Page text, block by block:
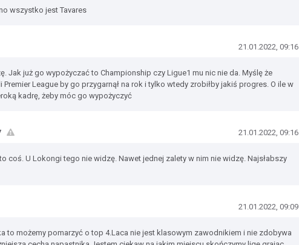
wszystko jest Tavares
21.01.2022, 09:16
Jak już go wypożyczać to Championship czy Ligue1 mu nic nie da. Myślę że
League by go przygarnął na rok i tylko wtedy zrobiłby jakiś progres. O ile w
kadrę, żeby móc go wypożyczyć
21.01.2022, 09:16
coś. U Lokongi tego nie widzę. Nawet jednej zalety w nim nie widzę. Najsłabszy
21.01.2022, 09:09
to możemy pomarzyć o top 4.Laca nie jest klasowym zawodnikiem i nie zdobywa